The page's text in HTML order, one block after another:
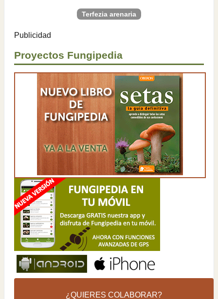
Terfezia arenaria
Publicidad
Proyectos Fungipedia
¿QUIERES COLABORAR?